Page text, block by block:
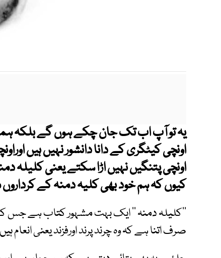
یہ تو آپ اب تک جان چکے ہوں گے بلکہ
اونچی کیٹگری کے دانا دانشور نہیں ہیں
اونچی پتنگیں نہیں اڑا سکتے یعنی کلیلہ
کیوں کہ ہم خود بھی کلیہ دمنہ کے
’’کلیلہ دمنہ ‘‘ ایک بہت مشہور کتاب ہے جس
صرف اتنا ہے کہ وہ چرند پرند اورفزند یعنی انعام